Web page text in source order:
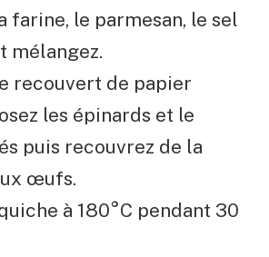
farine, le parmesan, le sel
mélangez.
recouvert de papier
les épinards et le
puis recouvrez de la
œufs.
à 180°C pendant 30